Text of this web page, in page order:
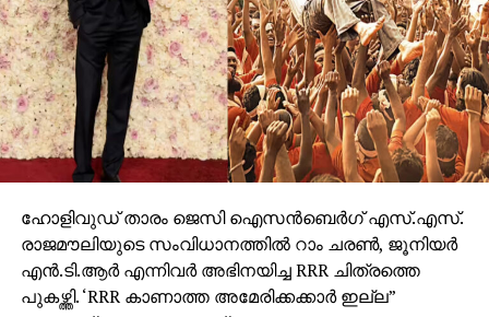
ഞഞഞ എന്നിവയുടെ സംവിധായകന്‍ രാജമൗലിയുടെ
ഈ ബ്രഹ്‌മാണ്ഡ പ്രോജക്റ്റ് 2027-ല്‍
തിയേറ്ററുകളിലേക്ക് എത്തും.
ഹോളിവുഡ് താരം ജെസി ഐസന്‍ബെര്‍ഗ് എസ്.എസ്.
രാജമൗലിയുടെ സംവിധാനത്തില്‍ റാം ചരണ്‍, ജൂനിയര്‍
എന്‍.ടി.ആര്‍ എന്നിവര്‍ അഭിനയിച്ച RRR ചിത്രത്തെ
പുകഴ്ത്തി. ‘RRR കാണാത്ത അമേരിക്കക്കാര്‍ ഇല്ല”